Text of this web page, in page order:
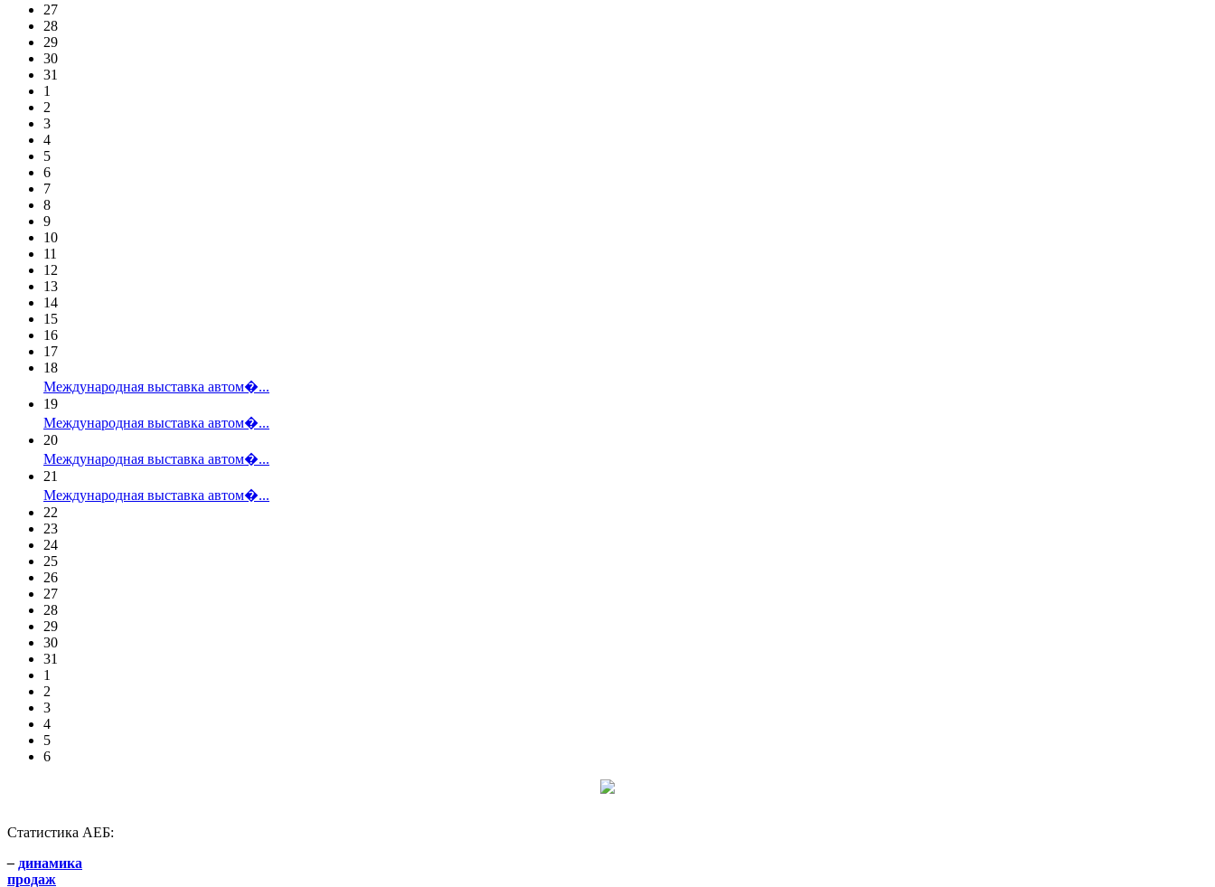
27
28
29
30
31
1
2
3
4
5
6
7
8
9
10
11
12
13
14
15
16
17
18
Международная выставка автом�...
19
Международная выставка автом�...
20
Международная выставка автом�...
21
Международная выставка автом�...
22
23
24
25
26
27
28
29
30
31
1
2
3
4
5
6
Статистика АЕБ:
– динамика
продаж